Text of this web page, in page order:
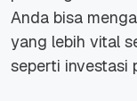
Anda bisa
yang lebih vital
seperti investasi